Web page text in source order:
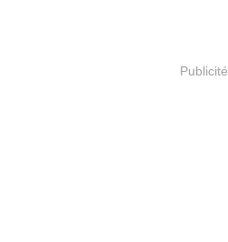
Publicité